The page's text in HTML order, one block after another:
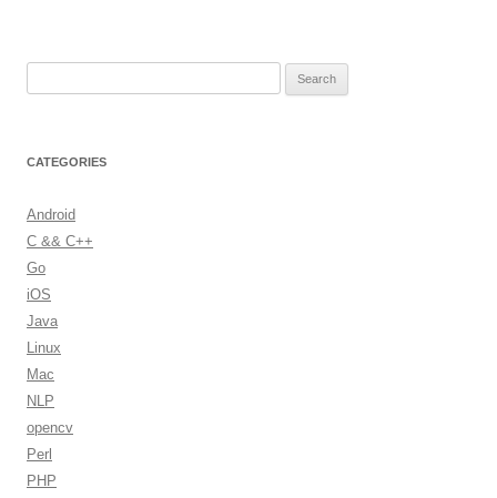
r
h
f
o
r
:
CATEGORIES
Android
C && C++
Go
iOS
Java
Linux
Mac
NLP
opencv
Perl
PHP